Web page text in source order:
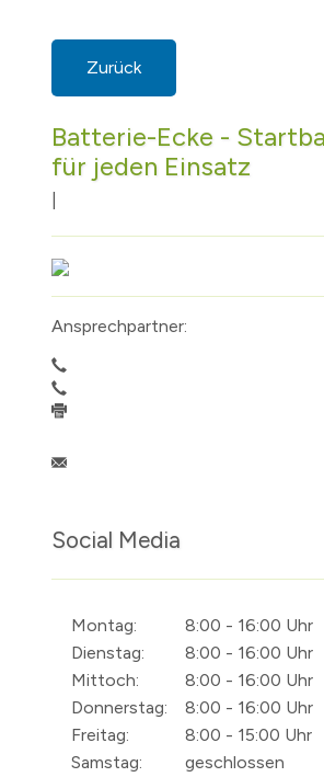
Zurück
Batterie-Ecke -
für jeden Einsatz
Ansprechpartner:
Social Media
Montag:
8:00 - 16:00 Uhr
Dienstag:
8:00 - 16:00 Uhr
Mittoch:
8:00 - 16:00 Uhr
Donnerstag:
8:00 - 16:00 Uhr
Freitag:
8:00 - 15:00 Uhr
Samstag:
geschlossen